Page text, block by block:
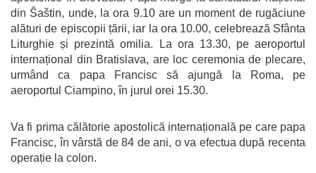
din Šaštin, unde, la ora 9.10 are un moment de rugăciune
alături de episcopii țării, iar la ora 10.00, celebrează Sfânta
Liturghie și prezintă omilia. La ora 13.30, pe aeroportul
internațional din Bratislava, are loc ceremonia de plecare,
urmând ca papa Francisc să ajungă la Roma, pe
aeroportul Ciampino, în jurul orei 15.30.
Va fi prima călătorie apostolică internațională pe care papa
Francisc, în vârstă de 84 de ani, o va efectua după recenta
operație la colon.